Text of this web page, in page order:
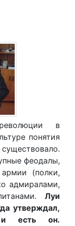
в
понятия
феодалы,
(полки,
адмиралами,
Луи
утверждал,
есть он.